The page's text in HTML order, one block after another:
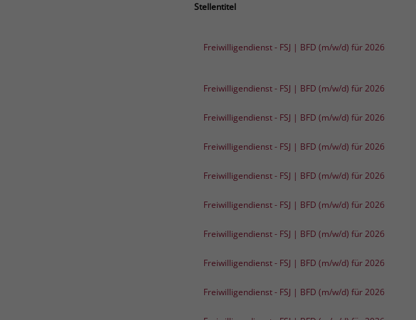
Stellentitel
Freiwilligendienst - FSJ | BFD (m/w/d) für 2026
Freiwilligendienst - FSJ | BFD (m/w/d) für 2026
Freiwilligendienst - FSJ | BFD (m/w/d) für 2026
Freiwilligendienst - FSJ | BFD (m/w/d) für 2026
Freiwilligendienst - FSJ | BFD (m/w/d) für 2026
Freiwilligendienst - FSJ | BFD (m/w/d) für 2026
Freiwilligendienst - FSJ | BFD (m/w/d) für 2026
Freiwilligendienst - FSJ | BFD (m/w/d) für 2026
Freiwilligendienst - FSJ | BFD (m/w/d) für 2026